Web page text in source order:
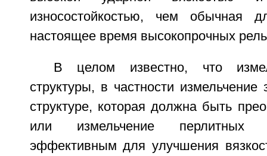
износостойкостью, чем обычная
настоящее время высокопрочных
В целом известно, что
структуры, в частности измельчение
структуре, которая должна быть
или измельчение перлитных
эффективным для улучшения